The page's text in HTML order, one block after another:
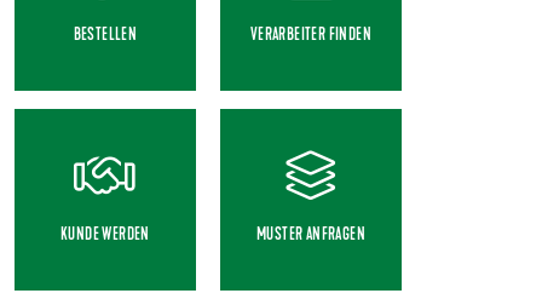
BESTELLEN VERARBEITER FINDEN
KUNDE WERDEN MUSTER ANFRAGEN